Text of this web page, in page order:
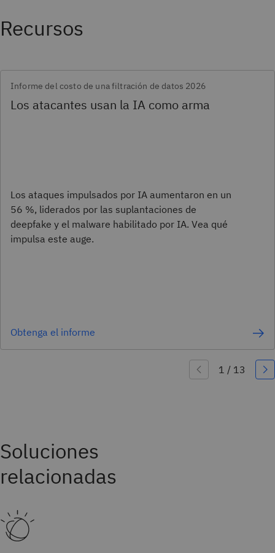
Recursos
Informe del costo de una filtración de datos 2026
Los atacantes usan la IA como arma
Los ataques impulsados por IA aumentaron en un
56 %, liderados por las suplantaciones de
deepfake y el malware habilitado por IA. Vea qué
impulsa este auge.
Obtenga el informe